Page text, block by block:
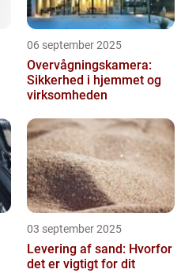
06 september 2025
Overvågningskamera:
Sikkerhed i hjemmet og
virksomheden
03 september 2025
Levering af sand: Hvorfor
det er vigtigt for dit